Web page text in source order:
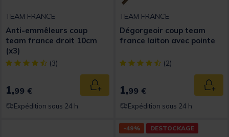
TEAM FRANCE
Anti-emmêleurs coup
team france droit 10cm
(x3)
[object Object] out of 5 Customer Rating
(3)
1,99 € Ajouter au panier
Expédition sous 24 h
TEAM FRANCE
Dégorgeoir coup team
france laiton avec pointe
[object Object] out of 5
(2)
1,99 €
Expédition sous 24 h
-49% DESTOCKAGE